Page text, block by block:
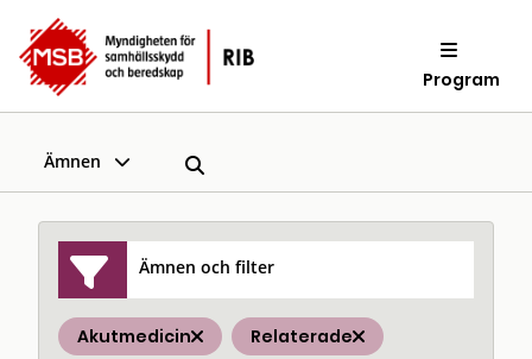
Program
Ämnen
Ämnen och filter
Akutmedicin Relaterade